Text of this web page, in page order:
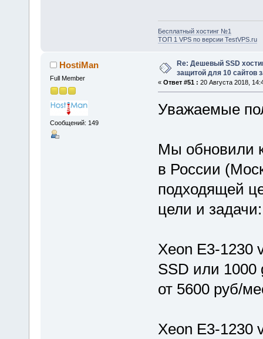
Бесплатный хостинг №1
ТОП 1 VPS по версии TestVPS.ru
HostiMan
Full Member
Сообщений: 149
Re: Дешевый SSD
защитой для 10 сайтов
« Ответ #51 : 20 Августа 2018,
Уважаемые
Мы обновили
в России
подходящей
цели и задачи:
Xeon E3-1230
SSD или
от 5600 руб/
Xeon E3-1230